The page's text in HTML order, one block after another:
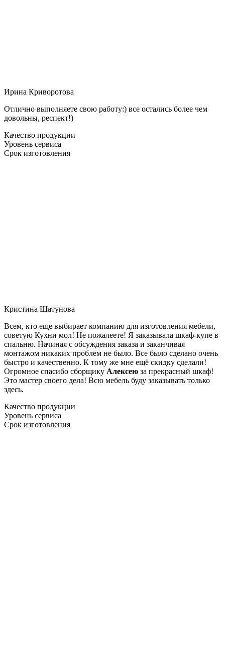
Ирина Криворотова
Отлично выполняете свою работу:) все остались более чем
довольны, респект!)
Качество продукции
Уровень сервиса
Срок изготовления
Кристина Шатунова
Всем, кто еще выбирает компанию для изготовления мебели,
советую Кухни мол! Не пожалеете! Я заказывала шкаф-купе в
спальню. Начиная с обсуждения заказа и заканчивая
монтажом никаких проблем не было. Все было сделано очень
быстро и качественно. К тому же мне ещё скидку сделали!
Огромное спасибо сборщику Алексею за прекрасный шкаф!
Это мастер своего дела! Всю мебель буду заказывать только
здесь.
Качество продукции
Уровень сервиса
Срок изготовления